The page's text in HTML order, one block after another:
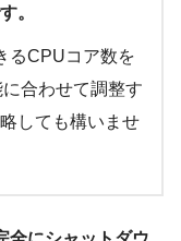
。
るCPUコア数を
合わせて調整す
しても構いませ